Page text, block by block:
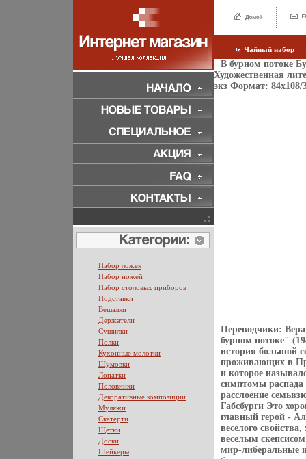
Чайный набор
В бурном потоке
Художественная
экз Формат: 84x108/
Переводчики:
бурном потоке"
история большой
проживающих в
и которое
симптомы распада
расслоение
Габсбурги Это
главный герой -
веселого
веселым
мир-либеральные
Набор ложек
Набор ножей
Набор столовых приборов
Подставки
Вешалки
Держатели
Сушилки
Полки
Кухонные молотки
Шумовки
Лопатки
Половники
Декоративные композиции
Муляжи
Скатерти
Щетки
Доски
Шейкеры